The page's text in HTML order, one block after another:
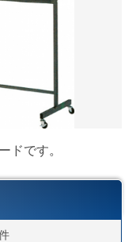
ドです。